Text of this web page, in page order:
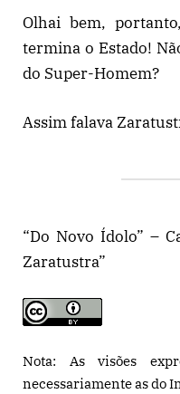
Olhai bem,
termina o Estado!
do Super-Homem?
Assim falava
“Do Novo Ídolo” –
Zaratustra”
Nota: As visões
necessariamente as do